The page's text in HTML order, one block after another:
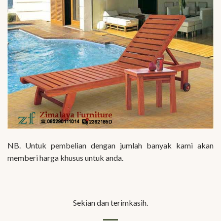
NB. Untuk pembelian dengan jumlah banyak kami akan
memberi harga khusus untuk anda.
Sekian dan terimkasih.